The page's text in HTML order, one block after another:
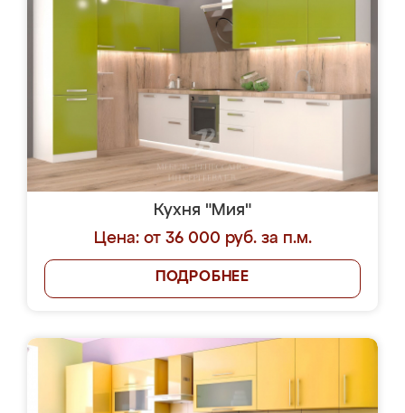
Кухня "Мия"
Цена: от 36 000 руб. за п.м.
ПОДРОБНЕЕ